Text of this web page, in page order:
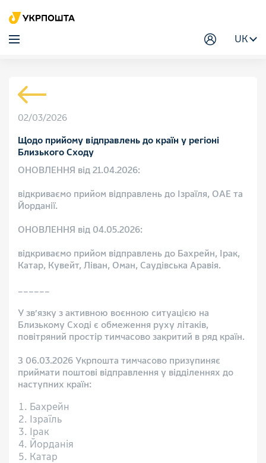
UK
02/03/2026
Щодо прийому відправлень до країн у регіоні
Близького Сходу
ОНОВЛЕННЯ від 21.04.2026:
відкриваємо прийом відправлень до Ізраїля, ОАЕ та
Йорданії.
ОНОВЛЕННЯ від 04.05.2026:
відкриваємо прийом відправлень до Бахрейн, Ірак,
Катар, Кувейт, Ліван, Оман, Саудівська Аравія.
______
У зв’язку з активною воєнною ситуацією на
Близькому Сході є обмеження руху літаків,
повітряний простір тимчасово закритий в ряд країн.
З 06.03.2026 Укрпошта тимчасово призупиняє
приймати поштові відправлення у відділеннях до
наступних країн:
Бахрейн
Ізраїль
Ірак
Йорданія
Катар